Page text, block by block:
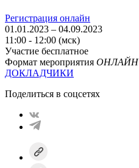
Регистрация онлайн
01.01.2023 – 04.09.2023
11:00 - 12:00 (мск)
Участие бесплатное
Формат мероприятия ОНЛАЙН
ДОКЛАДЧИКИ
Поделиться в соцсетях